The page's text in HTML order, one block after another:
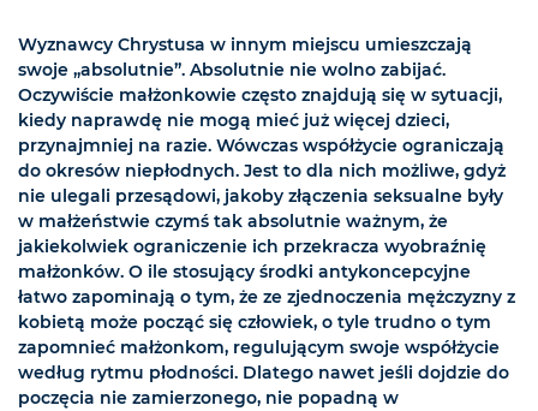
Wyznawcy Chrystusa w innym miejscu umieszczają
swoje „absolutnie”. Absolutnie nie wolno zabijać.
Oczywiście małżonkowie często znajdują się w sytuacji,
kiedy naprawdę nie mogą mieć już więcej dzieci,
przynajmniej na razie. Wówczas współżycie ograniczają
do okresów niepłodnych. Jest to dla nich możliwe, gdyż
nie ulegali przesądowi, jakoby złączenia seksualne były
w małżeństwie czymś tak absolutnie ważnym, że
jakiekolwiek ograniczenie ich przekracza wyobraźnię
małżonków. O ile stosujący środki antykoncepcyjne
łatwo zapominają o tym, że ze zjednoczenia mężczyzny z
kobietą może począć się człowiek, o tyle trudno o tym
zapomnieć małżonkom, regulującym swoje współżycie
według rytmu płodności. Dlatego nawet jeśli dojdzie do
poczęcia nie zamierzonego, nie popadną w